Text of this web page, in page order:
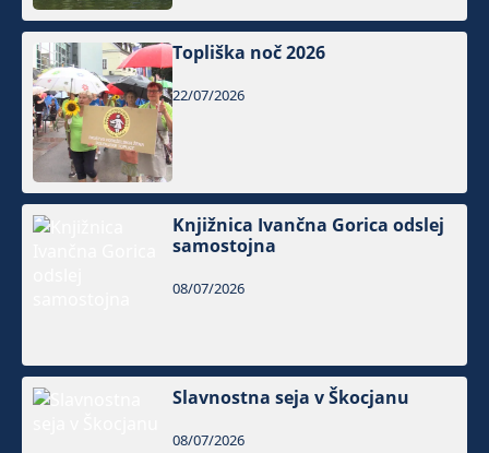
Topliška noč 2026
22/07/2026
Knjižnica Ivančna Gorica odslej
samostojna
08/07/2026
Slavnostna seja v Škocjanu
08/07/2026